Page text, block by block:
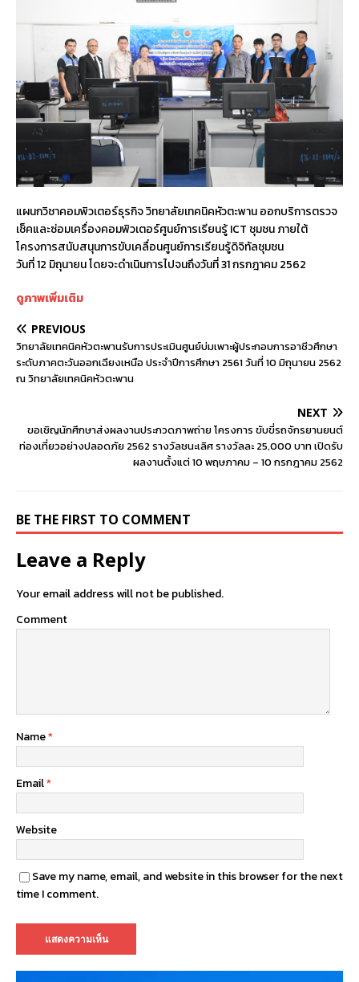
แผนกวิชาคอมพิวเตอร์ธุรกิจ วิทยาลัยเทคนิคหัวตะพาน ออกบริการตรวจ
เช็คและซ่อมเครื่องคอมพิวเตอร์ศูนย์การเรียนรู้ ICT ชุมชน ภายใต้
โครงการสนับสนุนการขับเคลื่อนศูนย์การเรียนรู้ดิจิทัลชุมชน
วันที่ 12 มิถุนายน โดยจะดำเนินการไปจนถึงวันที่ 31 กรกฎาคม 2562
ดูภาพเพิ่มเติม
PREVIOUS
วิทยาลัยเทคนิคหัวตะพานรับการประเมินศูนย์บ่มเพาะผู้ประกอบการอาชีวศึกษา
ระดับภาคตะวันออกเฉียงเหนือ ประจำปีการศึกษา 2561 วันที่ 10 มิถุนายน 2562
ณ วิทยาลัยเทคนิคหัวตะพาน
NEXT
ขอเชิญนักศึกษาส่งผลงานประกวดภาพถ่าย โครงการ ขับขี่รถจักรยานยนต์
ท่องเที่ยวอย่างปลอดภัย 2562 รางวัลชนะเลิศ รางวัลละ 25,000 บาท เปิดรับ
ผลงานตั้งแต่ 10 พฤษภาคม – 10 กรกฎาคม 2562
BE THE FIRST TO COMMENT
Leave a Reply
Your email address will not be published.
Comment
Name*
Email*
Website
Save my name, email, and website in this browser for the next
time I comment.